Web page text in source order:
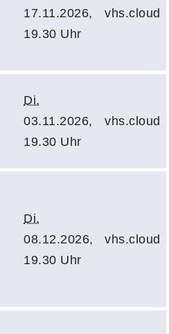
17.11.2026,
19.30 Uhr
vhs.cloud
Di.
03.11.2026,
19.30 Uhr
vhs.cloud
Di.
08.12.2026,
19.30 Uhr
vhs.cloud